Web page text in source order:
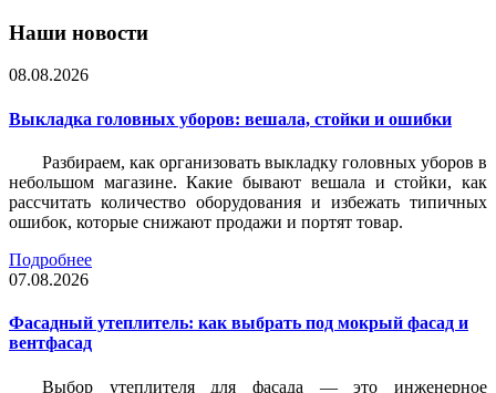
Наши новости
08.08.2026
Выкладка головных уборов: вешала, стойки и ошибки
Разбираем, как организовать выкладку головных уборов в
небольшом магазине. Какие бывают вешала и стойки, как
рассчитать количество оборудования и избежать типичных
ошибок, которые снижают продажи и портят товар.
Подробнее
07.08.2026
Фасадный утеплитель: как выбрать под мокрый фасад и
вентфасад
Выбор утеплителя для фасада — это инженерное